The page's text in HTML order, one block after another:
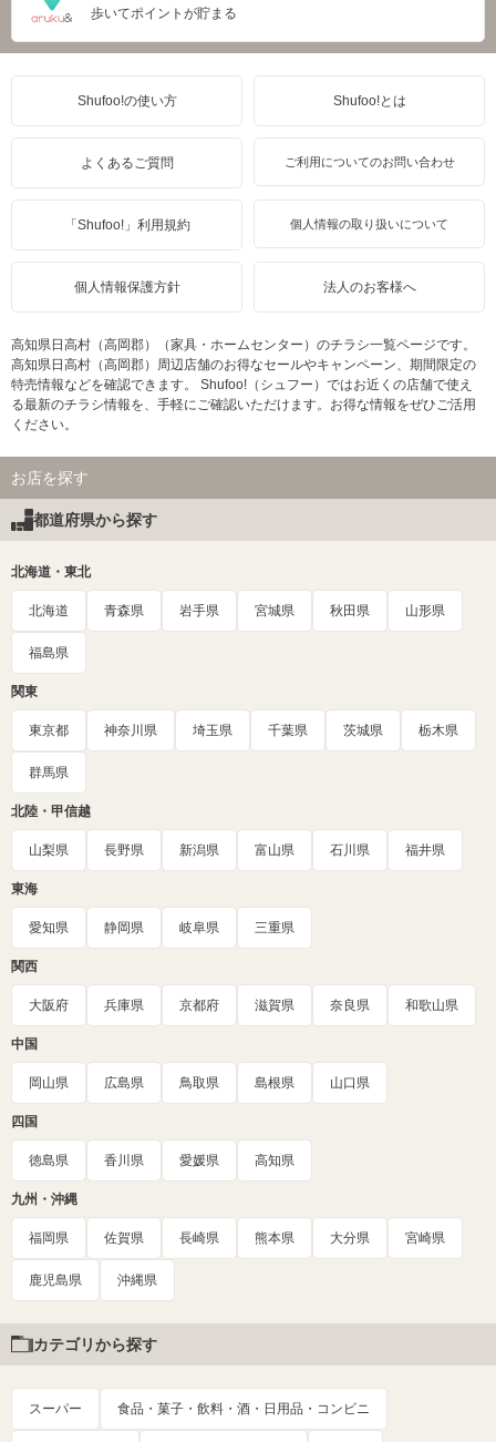
歩いてポイントが貯まる
Shufoo!の使い方 Shufoo!とは
よくあるご質問 ご利用についてのお問い合わせ
「Shufoo!」利用規約 個人情報の取り扱いについて
個人情報保護方針 法人のお客様へ
高知県日高村（高岡郡）（家具・ホームセンター）のチラシ一覧ページです。
高知県日高村（高岡郡）周辺店舗のお得なセールやキャンペーン、期間限定の
特売情報などを確認できます。 Shufoo!（シュフー）ではお近くの店舗で使え
る最新のチラシ情報を、手軽にご確認いただけます。お得な情報をぜひご活用
ください。
お店を探す
都道府県から探す
北海道・東北
北海道 青森県 岩手県 宮城県 秋田県 山形県
福島県
関東
東京都 神奈川県 埼玉県 千葉県 茨城県 栃木県
群馬県
北陸・甲信越
山梨県 長野県 新潟県 富山県 石川県 福井県
東海
愛知県 静岡県 岐阜県 三重県
関西
大阪府 兵庫県 京都府 滋賀県 奈良県 和歌山県
中国
岡山県 広島県 鳥取県 島根県 山口県
四国
徳島県 香川県 愛媛県 高知県
九州・沖縄
福岡県 佐賀県 長崎県 熊本県 大分県 宮崎県
鹿児島県 沖縄県
カテゴリから探す
スーパー 食品・菓子・飲料・酒・日用品・コンビニ